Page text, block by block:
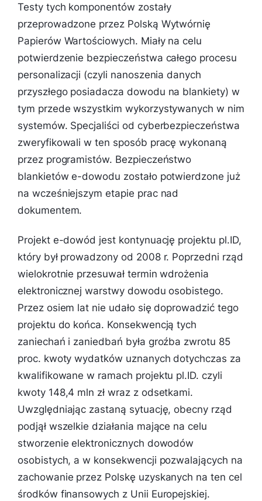
Testy tych komponentów zostały
przeprowadzone przez Polską Wytwórnię
Papierów Wartościowych. Miały na celu
potwierdzenie bezpieczeństwa całego procesu
personalizacji (czyli nanoszenia danych
przyszłego posiadacza dowodu na blankiety) w
tym przede wszystkim wykorzystywanych w nim
systemów. Specjaliści od cyberbezpieczeństwa
zweryfikowali w ten sposób pracę wykonaną
przez programistów. Bezpieczeństwo
blankietów e-dowodu zostało potwierdzone już
na wcześniejszym etapie prac nad
dokumentem.
Projekt e-dowód jest kontynuację projektu pl.ID,
który był prowadzony od 2008 r. Poprzedni rząd
wielokrotnie przesuwał termin wdrożenia
elektronicznej warstwy dowodu osobistego.
Przez osiem lat nie udało się doprowadzić tego
projektu do końca. Konsekwencją tych
zaniechań i zaniedbań była groźba zwrotu 85
proc. kwoty wydatków uznanych dotychczas za
kwalifikowane w ramach projektu pl.ID. czyli
kwoty 148,4 mln zł wraz z odsetkami.
Uwzględniając zastaną sytuację, obecny rząd
podjął wszelkie działania mające na celu
stworzenie elektronicznych dowodów
osobistych, a w konsekwencji pozwalających na
zachowanie przez Polskę uzyskanych na ten cel
środków finansowych z Unii Europejskiej.